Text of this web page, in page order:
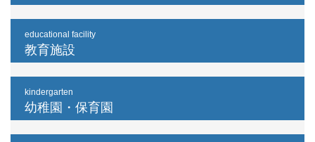
educational facility
教育施設
kindergarten
幼稚園・保育園